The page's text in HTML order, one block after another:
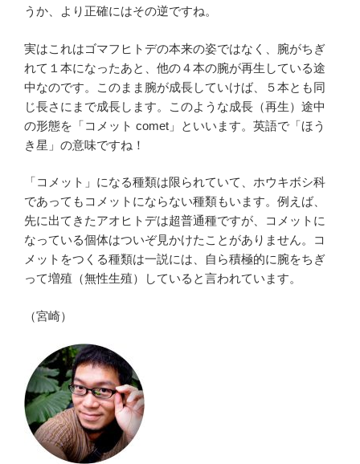
うか、より正確にはその逆ですね。
実はこれはゴマフヒトデの本来の姿ではなく、腕がちぎ
れて１本になったあと、他の４本の腕が再生している途
中なのです。このまま腕が成長していけば、５本とも同
じ長さにまで成長します。このような成長（再生）途中
の形態を「コメット comet」といいます。英語で「ほう
き星」の意味ですね！
「コメット」になる種類は限られていて、ホウキボシ科
であってもコメットにならない種類もいます。例えば、
先に出てきたアオヒトデは超普通種ですが、コメットに
なっている個体はついぞ見かけたことがありません。コ
メットをつくる種類は一説には、自ら積極的に腕をちぎ
って増殖（無性生殖）していると言われています。
（宮崎）